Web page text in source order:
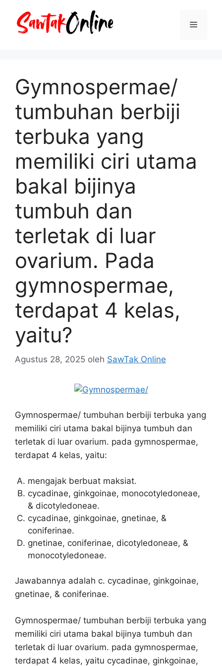
Menu
Gymnospermae/
tumbuhan berbiji
terbuka yang
memiliki ciri utama
bakal bijinya
tumbuh dan
terletak di luar
ovarium. Pada
gymnospermae,
terdapat 4 kelas,
yaitu?
Agustus 28, 2025 oleh SawTak Online
Gymnospermae/ tumbuhan berbiji terbuka yang
memiliki ciri utama bakal bijinya tumbuh dan
terletak di luar ovarium. pada gymnospermae,
terdapat 4 kelas, yaitu:
mengajak berbuat maksiat.
cycadinae, ginkgoinae, monocotyledoneae,
& dicotyledoneae.
cycadinae, ginkgoinae, gnetinae, &
coniferinae.
gnetinae, coniferinae, dicotyledoneae, &
monocotyledoneae.
Jawabannya adalah c. cycadinae, ginkgoinae,
gnetinae, & coniferinae.
Gymnospermae/ tumbuhan berbiji terbuka yang
memiliki ciri utama bakal bijinya tumbuh dan
terletak di luar ovarium. pada gymnospermae,
terdapat 4 kelas, yaitu cycadinae, ginkgoinae,